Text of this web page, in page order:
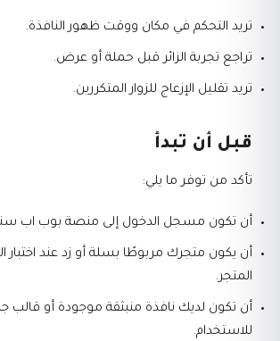
تريد التحكم في مكان ووقت ظهور النافذة.
تراجع تجربة الزائر قبل حملة أو عرض.
تريد تقليل الإزعاج للزوار المتكررين.
قبل أن تبدأ
تأكد من توفر ما يلي:
أن تكون مسجل الدخول إلى منصة بوب اب
أن يكون متجرك مربوطًا بسلة أو زد عند اختبار
المتجر.
أن تكون لديك نافذة منبثقة موجودة أو قالب
للاستخدام.